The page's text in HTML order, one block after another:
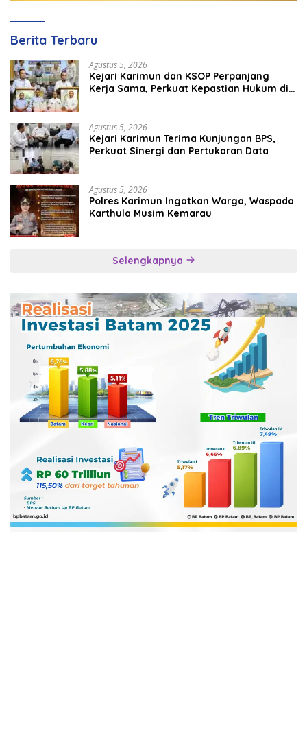
Berita Terbaru
Agustus 5, 2026
Kejari Karimun dan KSOP Perpanjang
Kerja Sama, Perkuat Kepastian Hukum di
Agustus 5, 2026
Kejari Karimun Terima Kunjungan BPS,
Perkuat Sinergi dan Pertukaran Data
Agustus 5, 2026
Polres Karimun Ingatkan Warga, Waspada
Karthula Musim Kemarau
Selengkapnya